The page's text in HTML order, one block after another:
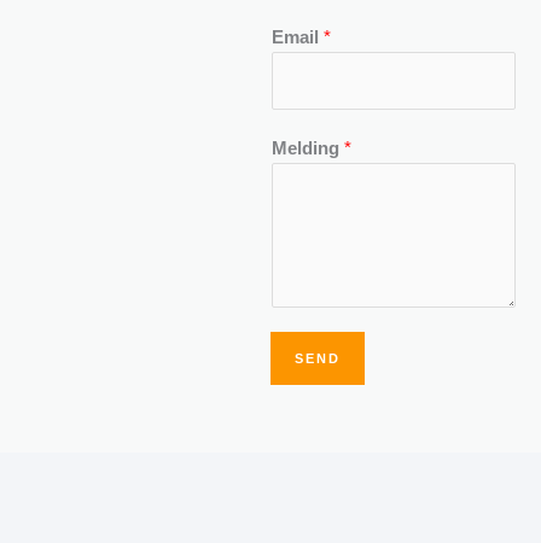
Email *
Melding *
SEND